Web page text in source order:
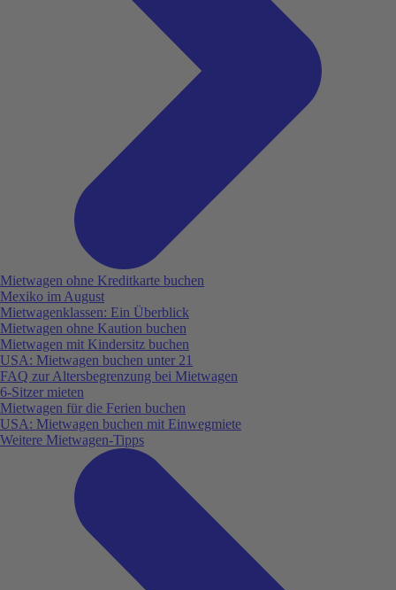
Mietwagen ohne Kreditkarte buchen
Mexiko im August
Mietwagenklassen: Ein Überblick
Mietwagen ohne Kaution buchen
Mietwagen mit Kindersitz buchen
USA: Mietwagen buchen unter 21
FAQ zur Altersbegrenzung bei Mietwagen
6-Sitzer mieten
Mietwagen für die Ferien buchen
USA: Mietwagen buchen mit Einwegmiete
Weitere Mietwagen-Tipps